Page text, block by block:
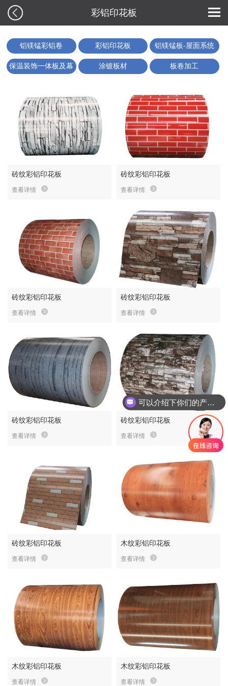
彩铝印花板
铝镁锰彩铝卷 彩铝印花板 铝镁锰板-屋面系统
保温装饰一体板及幕
涂镀板材 板卷加工
砖纹彩铝印花板
查看详情
砖纹彩铝印花板
查看详情
砖纹彩铝印花板
查看详情
砖纹彩铝印花板
查看详情
砖纹彩铝印花板
查看详情
砖纹彩铝印花板
查看详情
砖纹彩铝印花板
查看详情
木纹彩铝印花板
查看详情
木纹彩铝印花板
查看详情
木纹彩铝印花板
查看详情
可以介绍下你们的产品么